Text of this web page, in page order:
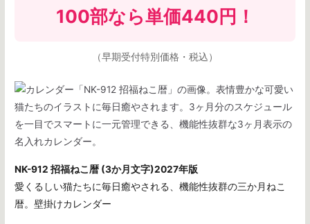
100部なら単価440円 ！
（早期受付特別価格・税込）
NK-912 招福ねこ暦 (3か月文字)2027年版
愛くるしい猫たちに毎日癒やされる、機能性抜群の三か月ねこ
暦。壁掛けカレンダー